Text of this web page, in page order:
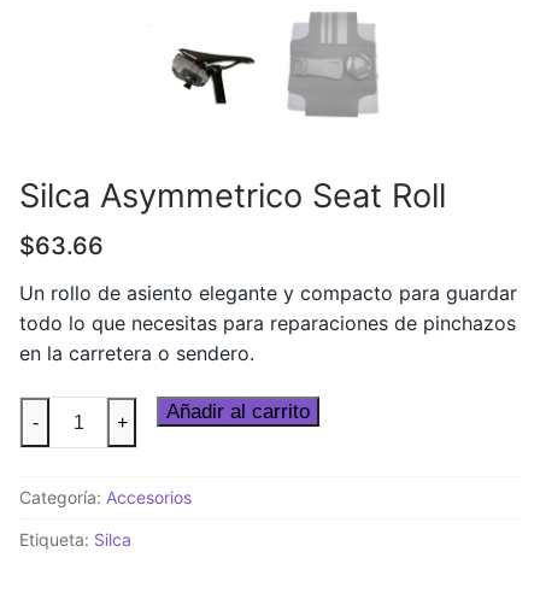
Silca Asymmetrico Seat Roll
$63.66
Un rollo de asiento elegante y compacto para guardar
todo lo que necesitas para reparaciones de pinchazos
en la carretera o sendero.
Asymmetrico
Roll
cantidad
- + Añadir al carrito
Categoría: Accesorios
Etiqueta: Silca